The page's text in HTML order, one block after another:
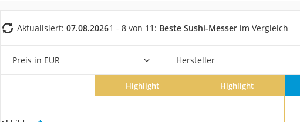
Tierhaarstaubsauger
Nespresso-Maschine
Messerschärfer
Aktualisiert: 07.08.20261 - 8 von 11: Beste Sushi-Messer im Vergleich
Preis in EUR Hersteller
Highlight Highlight